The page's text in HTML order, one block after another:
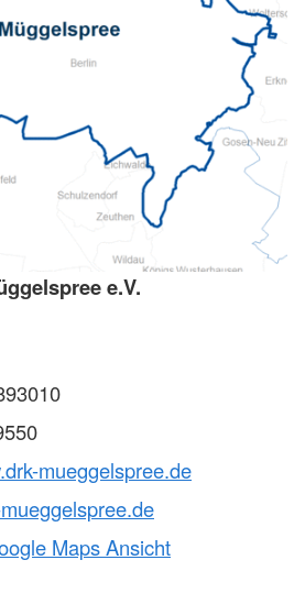
e.V.
mueggelspree.de
Maps Ansicht